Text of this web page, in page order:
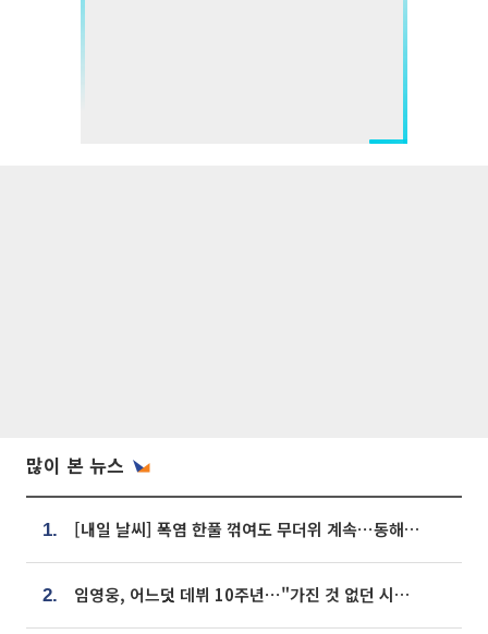
많이 본 뉴스
1. [내일 날씨] 폭염 한풀 꺾여도 무더위 계속⋯동해안 이틀 연속 비
2. 임영웅, 어느덧 데뷔 10주년⋯"가진 것 없던 시절, 내 앞엔 20명의 팬뿐"